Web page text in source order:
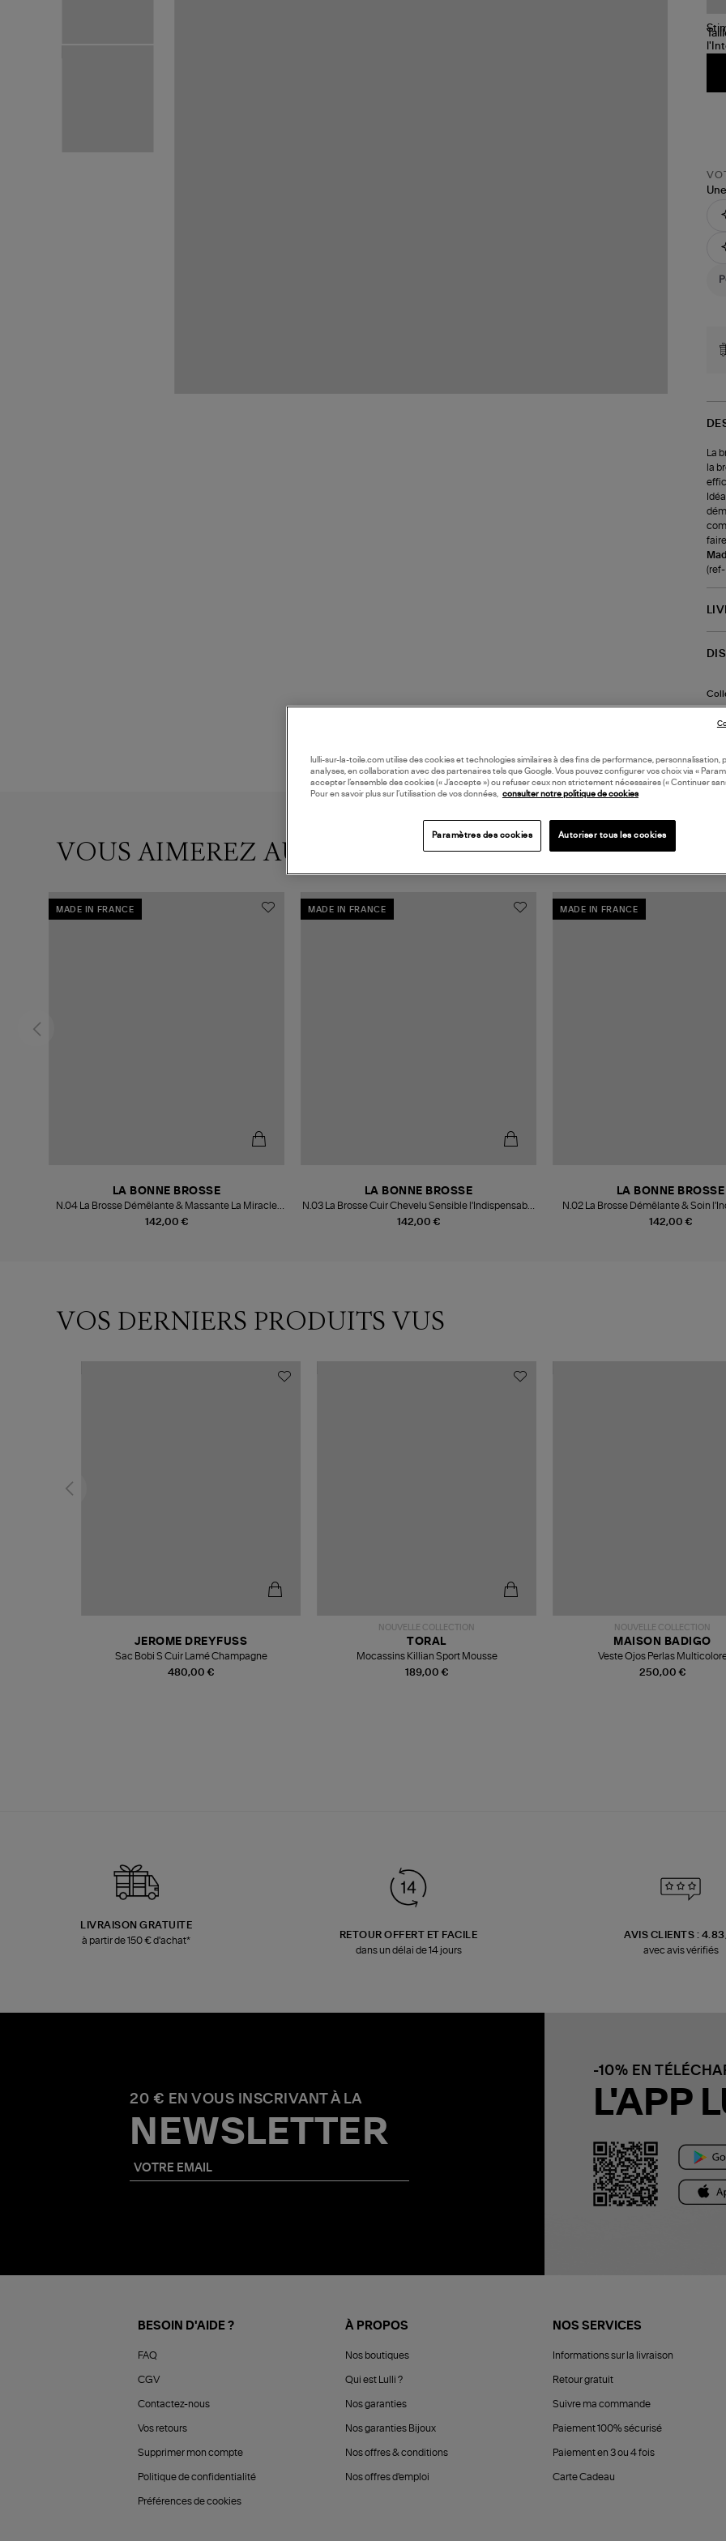
La
la
(ref-
VOUS AIMEREZ AUSSI
MADE IN FRANCE
142,00 €
LA BONNE BROSSE
N.04 La Brosse Démêlante & Massante La Miracle
Corail
MADE IN FRANCE
142,00 €
LA BONNE BROSSE
N.03 La Brosse Cuir Chevelu Sensible l'Indispensable
Douceur Corail
MADE IN FRANCE
142,00 €
LA BONNE BROSSE
N.02 La Brosse Démêlante & Soin
Corail
VOS DERNIERS PRODUITS VUS
480,00 €
JEROME DREYFUSS
Sac Bobi S Cuir Lamé Champagne
NOUVELLE COLLECTION
189,00 €
TORAL
Mocassins Killian Sport Mousse
NOUVELLE COLLECTION
250,00 €
MAISON BADIGO
Veste Ojos Perlas
LIVRAISON GRATUITE
à partir de 150 € d'achat*
RETOUR OFFERT ET FACILE
dans un délai de 14 jours
AVIS CLIENTS :
avec avis vérifiés
20 € EN VOUS INSCRIVANT À LA
NEWSLETTER
-10% EN
L'APP
BESOIN D'AIDE ?
FAQ
CGV
Contactez-nous
Vos retours
Supprimer mon compte
Politique de confidentialité
Préférences de cookies
À PROPOS
Nos boutiques
Qui est Lulli ?
Nos garanties
Nos garanties Bijoux
Nos offres & conditions
Nos offres d'emploi
NOS SERVICES
Informations sur la livraison
Retour gratuit
Suivre ma commande
Paiement 100% sécurisé
Paiement en 3 ou 4 fois
Carte Cadeau
lulli-sur-la-toile.com utilise des cookies et technologies similaires à des fins de performance, personnalisation,
analyses, en collaboration avec des partenaires tels que Google. Vous pouvez configurer vos choix via «
accepter l’ensemble des cookies (« J’accepte ») ou refuser ceux non strictement nécessaires (« Continuer
Pour en savoir plus sur l’utilisation de vos données, consulter notre politique de cookies
Paramètres des cookies Autoriser tous les cookies